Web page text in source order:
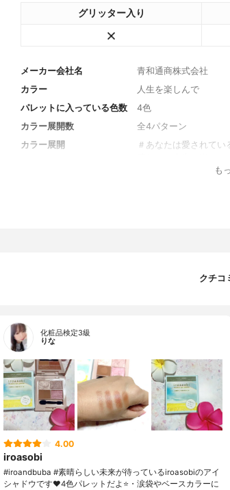
グリッター入り
メーカー会社名
青和通商株式会社
カラー
人生を楽しんで
パレットに入っている色数
4色
カラー展開数
全4パターン
カラー展開
＃​あなたは愛されて
も
クチコ
化粧品検定3級
りな
4.00
iroasobi
#iroandbuba #素晴らしい未来が待っているiroasobiのアイ
シャドウです❤️4色パレットだよ⭐️・涙袋やベースカラーに